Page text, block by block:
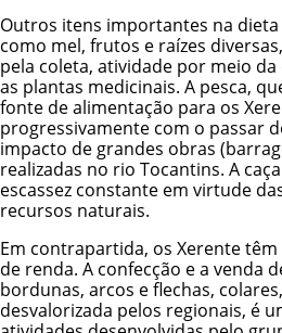
Outros itens importantes na dieta
como mel, frutos e raízes
pela coleta, atividade por meio
as plantas medicinais. A pesca,
fonte de alimentação para os
progressivamente com o passar
impacto de grandes obras
realizadas no rio Tocantins. A
escassez constante em virtude
recursos naturais.
Em contrapartida, os Xerente
de renda. A confecção e a venda
bordunas, arcos e flechas,
desvalorizada pelos regionais, é